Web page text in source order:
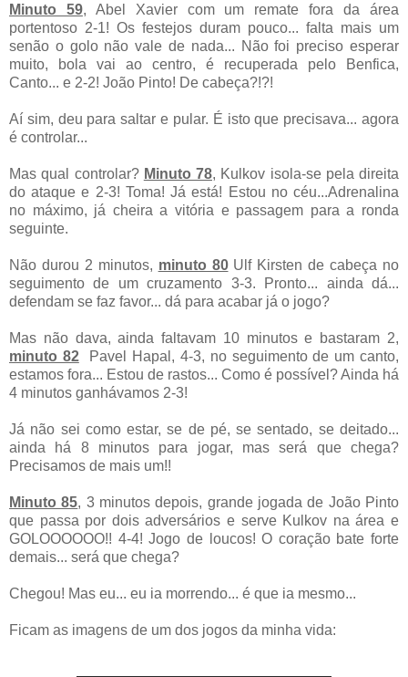
Minuto 59, Abel Xavier com um remate fora da área
portentoso 2-1! Os festejos duram pouco... falta mais um
senão o golo não vale de nada... Não foi preciso esperar
muito, bola vai ao centro, é recuperada pelo Benfica,
Canto... e 2-2! João Pinto! De cabeça?!?!
Aí sim, deu para saltar e pular. É isto que precisava... agora
é controlar...
Mas qual controlar? Minuto 78, Kulkov isola-se pela direita
do ataque e 2-3! Toma! Já está! Estou no céu...Adrenalina
no máximo, já cheira a vitória e passagem para a ronda
seguinte.
Não durou 2 minutos, minuto 80 Ulf Kirsten de cabeça no
seguimento de um cruzamento 3-3. Pronto... ainda dá...
defendam se faz favor... dá para acabar já o jogo?
Mas não dava, ainda faltavam 10 minutos e bastaram 2,
minuto 82
Pavel Hapal, 4-3, no seguimento de um canto,
estamos fora... Estou de rastos... Como é possível?Ainda há
4 minutos ganhávamos 2-3!
Já não sei como estar, se de pé, se sentado, se deitado...
ainda há 8 minutos para jogar, mas será que chega?
Precisamos de mais um!!
Minuto 85, 3 minutos depois, grande jogada de João Pinto
que passa por dois adversários e serve Kulkov na área e
GOLOOOOOO!! 4-4! Jogo de loucos! O coração bate forte
demais... será que chega?
Chegou! Mas eu... eu ia morrendo... é que ia mesmo...
Ficam as imagens de um dos jogos da minha vida: